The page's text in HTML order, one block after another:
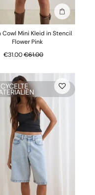
stecken In die
Cowl Mini Kleid in Stencil
Flower Pink
€31.00Regulärer Preis
€61.00